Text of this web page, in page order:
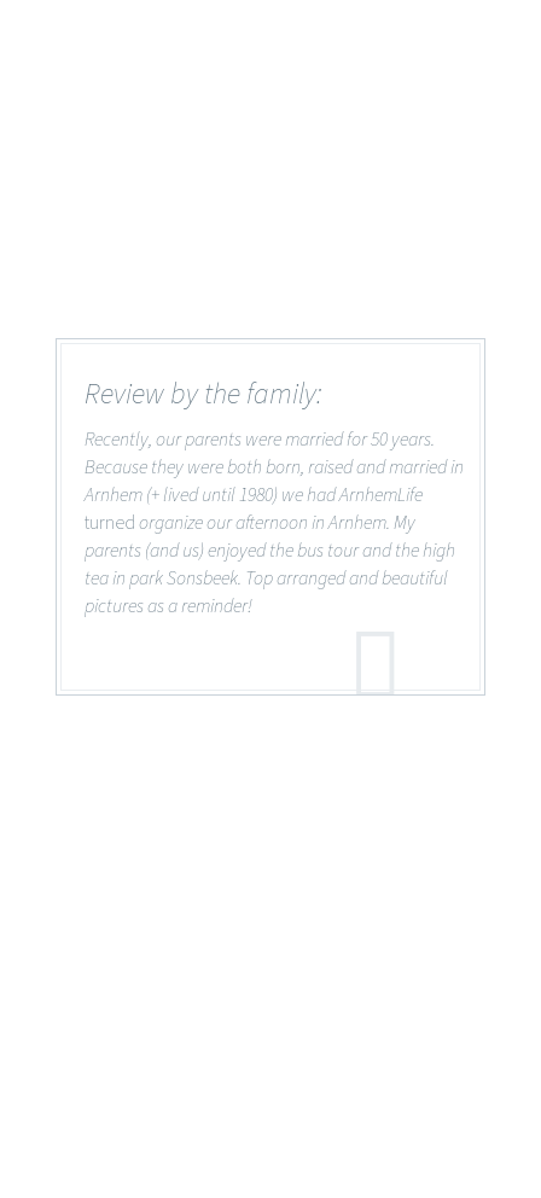
Review by the family:
Recently, our parents were married for 50 years.
Because they were both born, raised and married in
Arnhem (+ lived until 1980) we had ArnhemLife
turned organize our afternoon in Arnhem. My
parents (and us) enjoyed the bus tour and the high
tea in park Sonsbeek. Top arranged and beautiful
pictures as a reminder!